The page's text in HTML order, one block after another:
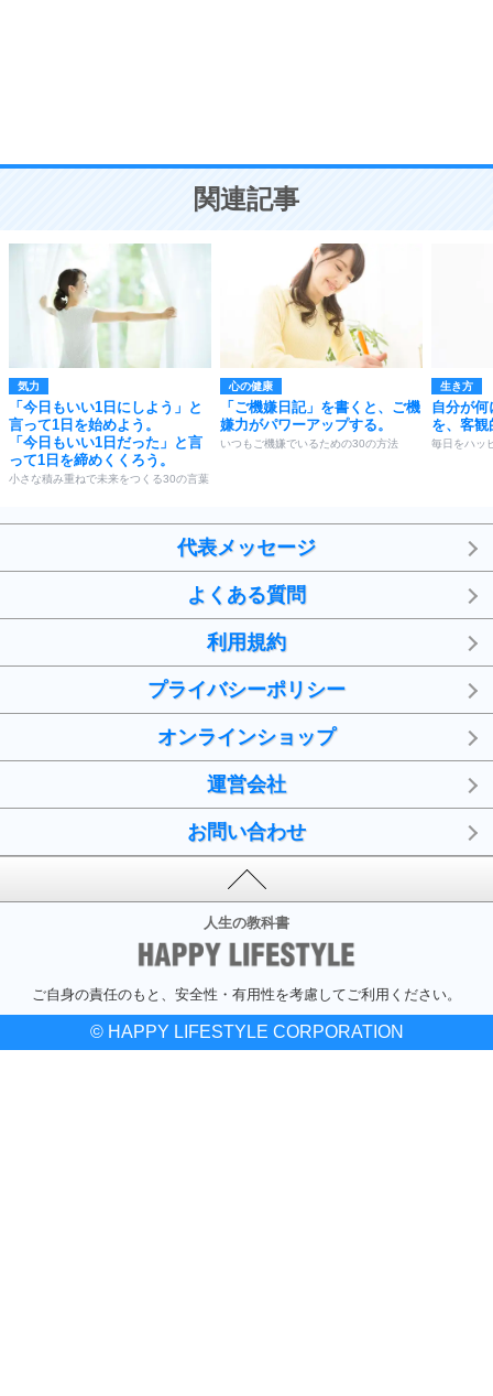
ことが大切。
関連記事
気力
「今日もいい1日にしよう」と
言って1日を始めよう。
「今日もいい1日だった」と言
って1日を締めくくろう。
小さな積み重ねで未来をつくる30の言葉
心の健康
「ご機嫌日記」を書くと、ご機
嫌力がパワーアップする。
いつもご機嫌でいるための30の方法
生き方
自分が
を、客観
毎日をハッ
代表メッセージ
よくある質問
利用規約
プライバシーポリシー
オンラインショップ
運営会社
お問い合わせ
人生の教科書
ご自身の責任のもと、安全性・有用性を考慮してご利用ください。
© HAPPY LIFESTYLE CORPORATION